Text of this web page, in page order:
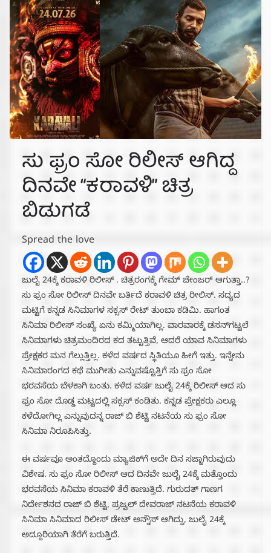
ಸು ಫ್ರಂ ಸೋ ರಿಲೀಸ್ ಆಗಿದ್ದ
ದಿನವೇ “ಕರಾವಳಿ” ಚಿತ್ರ
ಬಿಡುಗಡೆ
Spread the love
ಜುಲೈ 24ಕ್ಕೆ ಕರಾವಳಿ ರಿಲೀಸ್ . ಚಿತ್ರರಂಗಕ್ಕೆ ಗೇಮ್ ಚೇಂಜರ್ ಆಗುತ್ತಾ..?
ಸು ಫ್ರಂ ಸೋ ರಿಲೀಸ್ ದಿನವೇ ಬರ್ತಿದೆ ಕರಾವಳಿ ಚಿತ್ರ ರೀಲಿಸ್. ಸದ್ಯದ
ಮಟ್ಟಿಗೆ ಕನ್ನಡ ಸಿನಿಮಾಗಳ ಸಕ್ಸಸ್ ರೇಟ್ ತುಂಬಾ ಕಡಿಮಿ. ಹಾಗಂತ
ಸಿನಿಮಾ ರಿಲೀಸ್ ಸಂಖ್ಯೆ ಏನು ಕಮ್ಮಿಯಾಗಿಲ್ಲ. ವಾರವಾರಕ್ಕೆ ಡಸನ್‌ಗಟ್ಟಲೆ
ಸಿನಿಮಾಗಳು ಚಿತ್ರಮಂದಿರದ ಕದ ತಟ್ಟುತ್ತಿವೆ, ಆದರೆ ಯಾವ ಸಿನಿಮಾಗಳು
ಪ್ರೇಕ್ಷಕರ ಮನ ಗೆಲ್ಲುತ್ತಿಲ್ಲ. ಕಳೆದ ವರ್ಷದ ಸ್ಥಿತಿಯೂ ಹೀಗೆ ಇತ್ತು. ಇನ್ನೇನು
ಸಿನಿಮಾರಂಗದ ಕಥೆ ಮುಗೀತು ಎನ್ನುವಷ್ಟೊತ್ತಿಗೆ ಸು ಫ್ರಂ ಸೋ
ಭರವಸೆಯ ಬೆಳಕಾಗಿ ಬಂತು. ಕಳೆದ ವರ್ಷ ಜುಲೈ 24ಕ್ಕೆ ರಿಲೀಸ್ ಆದ ಸು
ಫ್ರಂ ಸೋ ದೊಡ್ಡ ಮಟ್ಟದಲ್ಲಿ ಸಕ್ಸಸ್ ಕಂಡಿತು. ಕನ್ನಡ ಪ್ರೇಕ್ಷಕರು ಎಲ್ಲೂ
ಕಳೆದೋಗಿಲ್ಲ ಎನ್ನುವುದನ್ನ ರಾಜ್ ಬಿ ಶೆಟ್ಟಿ ನಟನೆಯ ಸು ಫ್ರಂ ಸೋ
ಸಿನಿಮಾ ನಿರೂಪಿಸಿತ್ತು.
ಈ ವರ್ಷವೂ ಅಂತದ್ದೊಂದು ಮ್ಯಾಜಿಕ್‌ಗೆ ಅದೇ ದಿನ ಸಜ್ಜಾಗಿರುವುದು
ವಿಶೇಷ. ಸು ಫ್ರಂ ಸೋ ರಿಲೀಸ್ ಆದ ದಿನವೇ ಜುಲೈ 24ಕ್ಕೆ ಮತ್ತೊಂದು
ಭರವಸೆಯ ಸಿನಿಮಾ ಕರಾವಳಿ ತೆರೆ ಕಾಣುತ್ತಿದೆ. ಗುರುದತ್ ಗಾಣಗ
ನಿರ್ದೇಶನದ ರಾಜ್ ಬಿ ಶೆಟ್ಟಿ, ಪ್ರಜ್ವಲ್ ದೇವರಾಜ್ ನಟನೆಯ ಕರಾವಳಿ
ಸಿನಿಮಾ ಸಿನಿಮಾದ ರಿಲೀಸ್ ಡೇಟ್ ಅನ್ನೌಸ್ ಆಗಿದ್ದು, ಜುಲೈ 24ಕ್ಕೆ
ಅದ್ದೂರಿಯಾಗಿ ತೆರೆಗೆ ಬರುತ್ತಿದೆ.